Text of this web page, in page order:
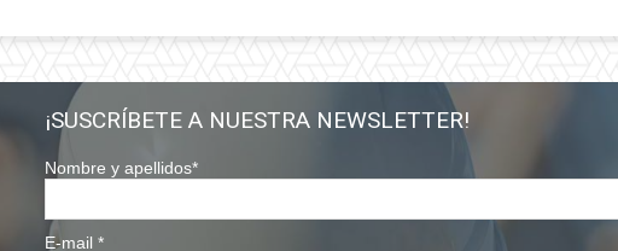
¡SUSCRÍBETE A NUESTRA NEWSLETTER!
Nombre y apellidos*
E-mail*